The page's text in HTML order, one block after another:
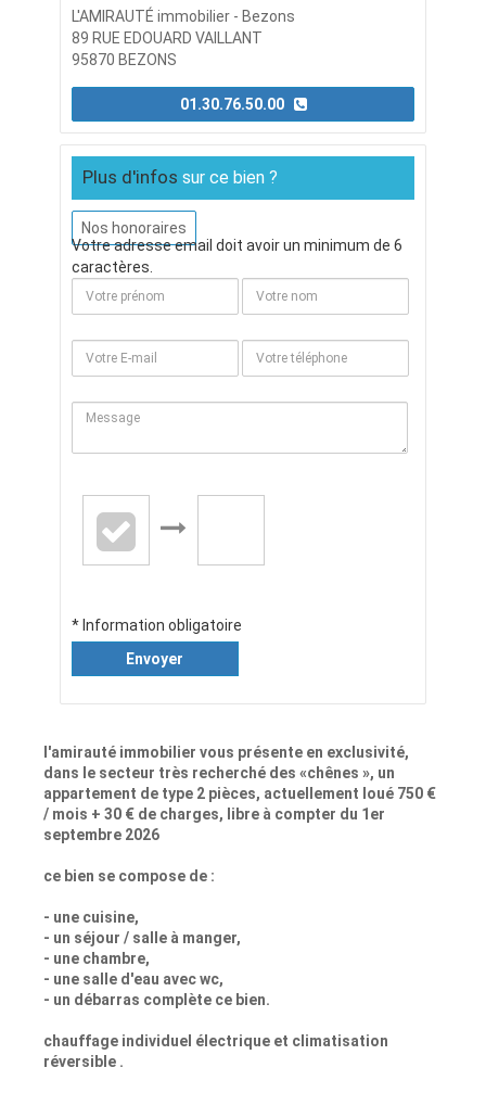
L'AMIRAUTÉ immobilier - Bezons
89 RUE EDOUARD VAILLANT
95870 BEZONS
Plus d'infos sur ce bien ?
Nos honoraires
Votre adresse email doit avoir un minimum de 6
caractères.
* Information obligatoire
Envoyer
l'amirauté immobilier vous présente en exclusivité,
dans le secteur très recherché des «chênes », un
appartement de type 2 pièces, actuellement loué 750 €
/ mois + 30 € de charges, libre à compter du 1er
septembre 2026
ce bien se compose de :
- une cuisine,
- un séjour / salle à manger,
- une chambre,
- une salle d'eau avec wc,
- un débarras complète ce bien.
chauffage individuel électrique et climatisation
réversible .